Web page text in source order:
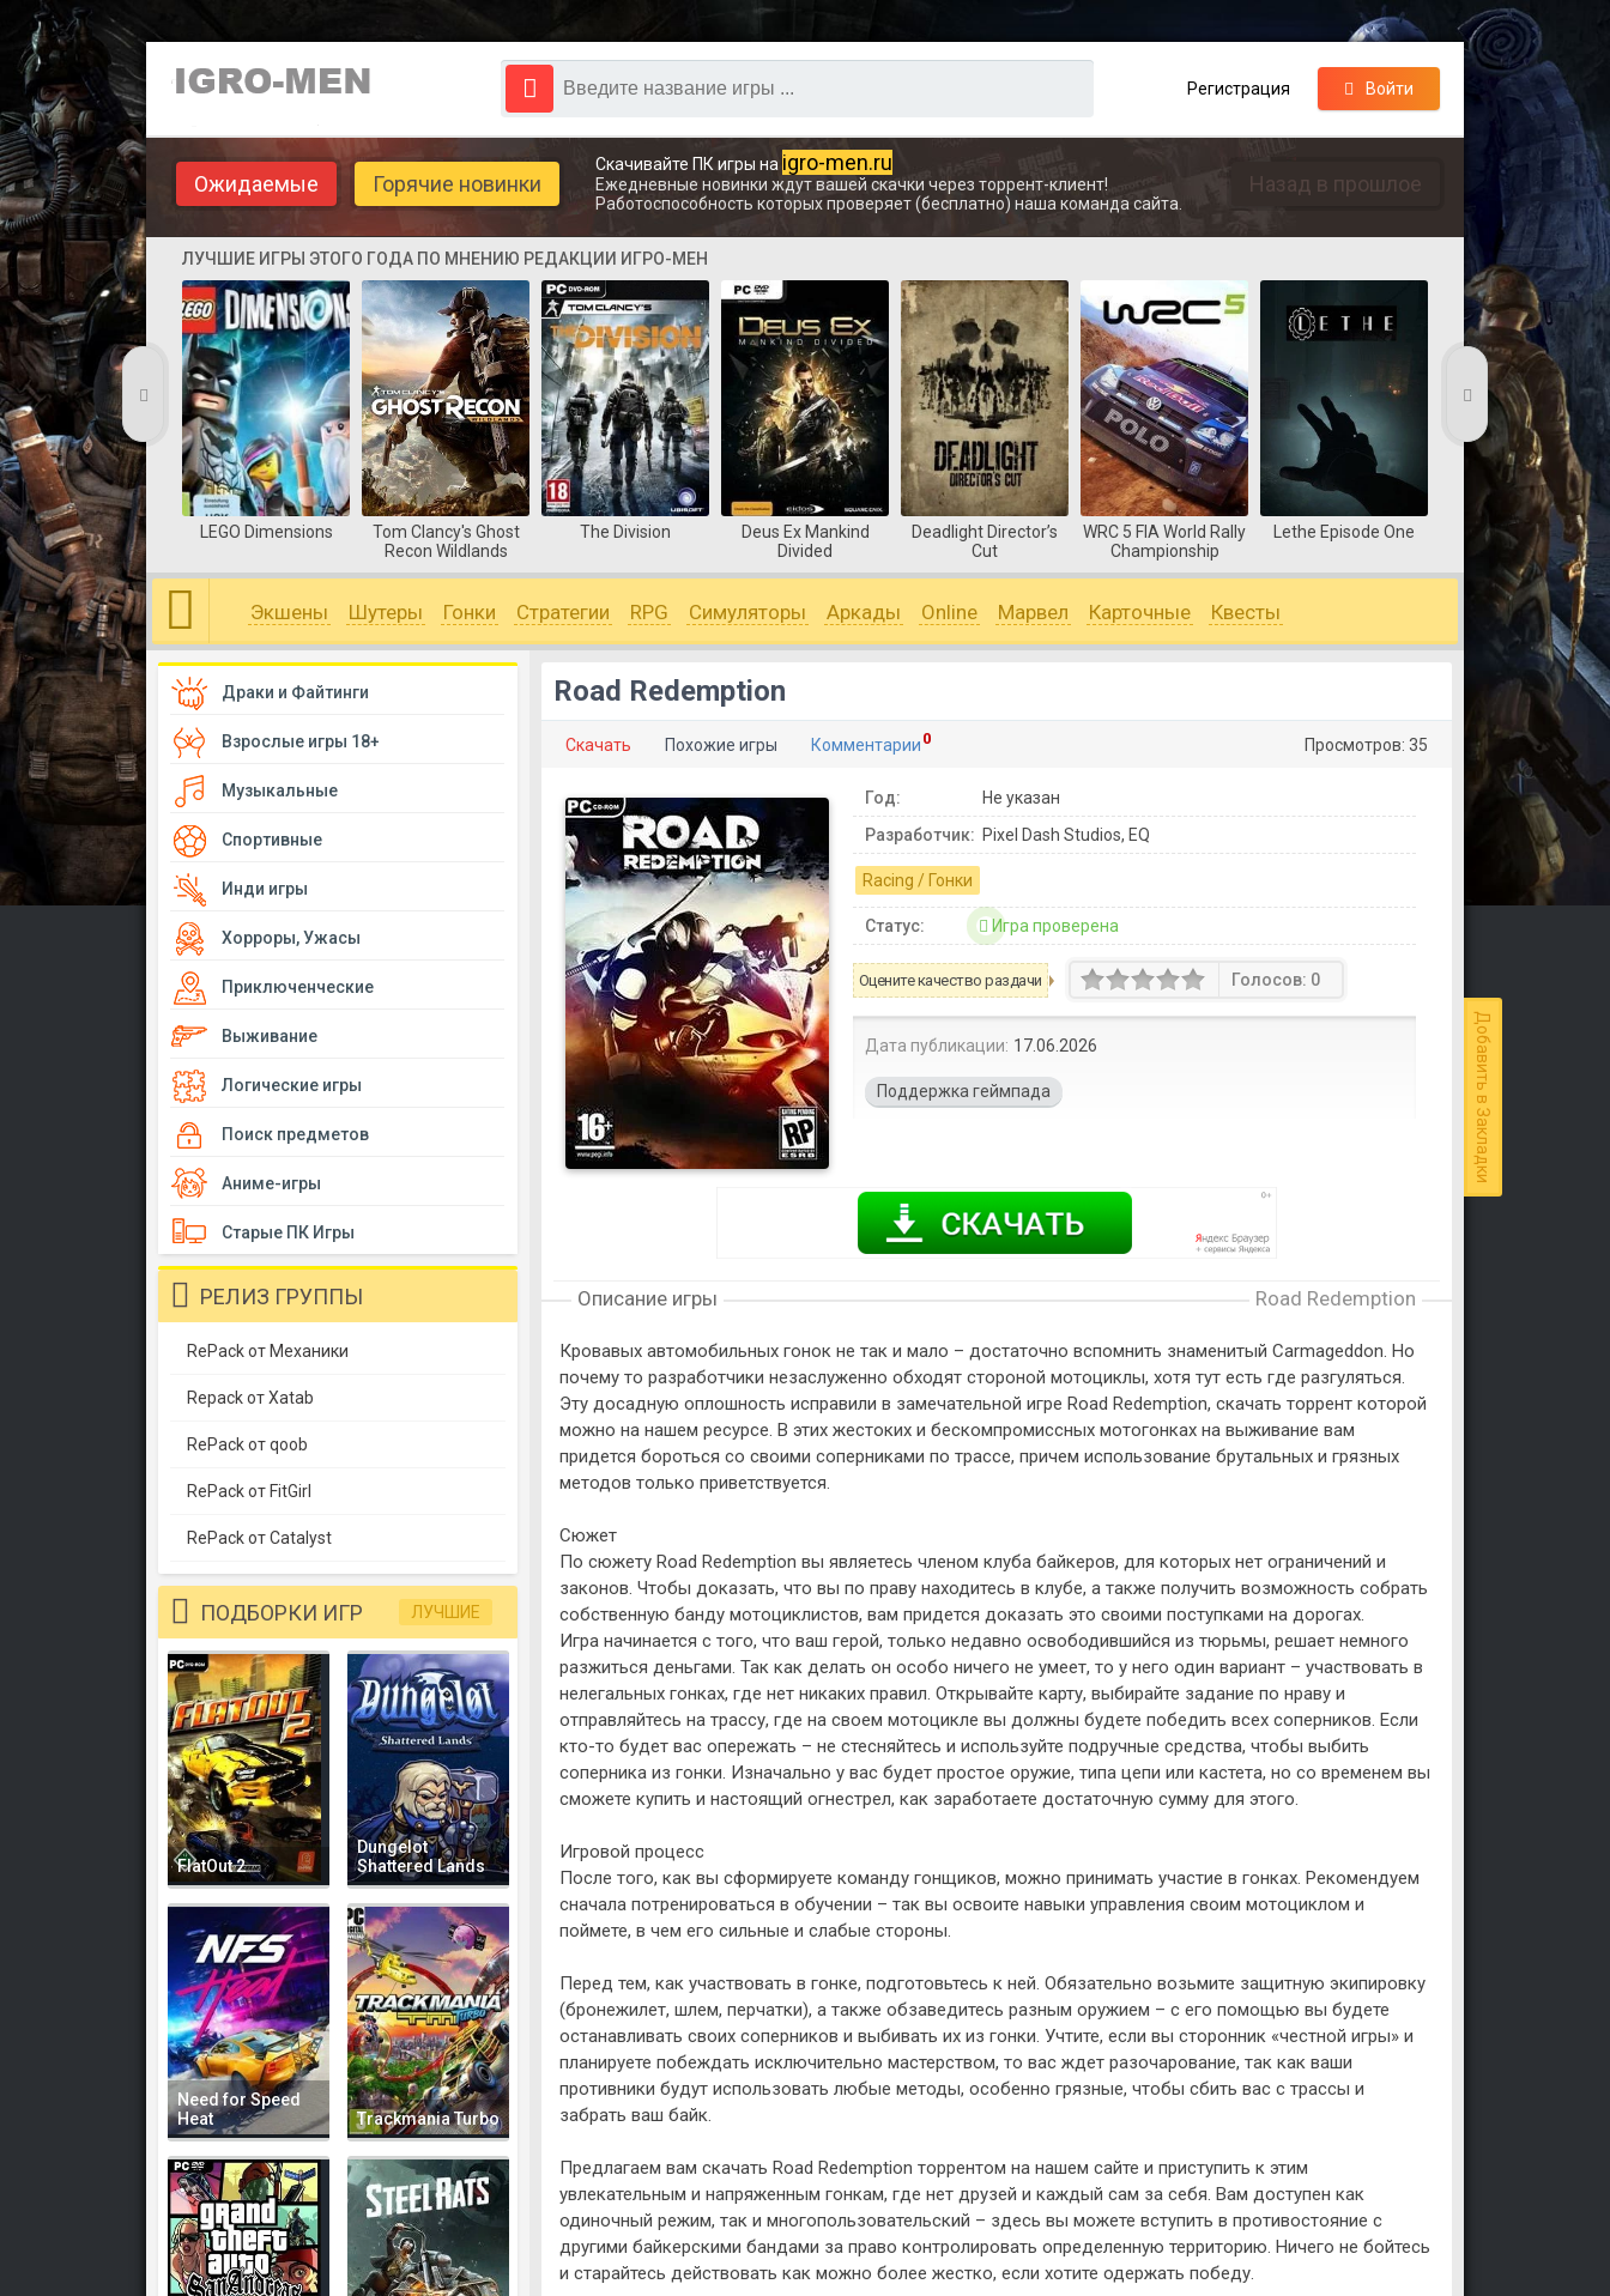
Регистрация Войти
Ожидаемые Горячие новинки Назад в прошлое
Скачивайте ПК игры на igro-men.ru
Ежедневные новинки ждут вашей скачки через торрент-клиент!
Работоспособность которых проверяет (бесплатно) наша команда сайта.
ЛУЧШИЕ ИГРЫ ЭТОГО ГОДА ПО МНЕНИЮ РЕДАКЦИИ ИГРО-МЕН
LEGO Dimensions
Tom Clancy's Ghost
Recon Wildlands
The Division
Deus Ex Mankind
Divided
Deadlight Director’s
Cut
WRC 5 FIA World Rally
Championship
Lethe Episode One Coast Guard
Экшены Шутеры Гонки Стратегии RPG Симуляторы Аркады Online Марвел Карточные Квесты
Добавить в Закладки
Road Redemption
Скачать Похожие игры Комментарии 0 Просмотров: 35
Год:
Не указан
Разработчик: Pixel Dash Studios, EQ
Racing / Гонки
Статус: Игра проверена
Оцените качество раздачи Голосов: 0
Дата публикации: 17.06.2026
Поддержка геймпада
Описание игры Road Redemption
Кровавых автомобильных гонок не так и мало – достаточно вспомнить знаменитый Carmageddon. Но
почему то разработчики незаслуженно обходят стороной мотоциклы, хотя тут есть где разгуляться.
Эту досадную оплошность исправили в замечательной игре Road Redemption, скачать торрент которой
можно на нашем ресурсе. В этих жестоких и бескомпромиссных мотогонках на выживание вам
придется бороться со своими соперниками по трассе, причем использование брутальных и грязных
методов только приветствуется.
Сюжет
По сюжету Road Redemption вы являетесь членом клуба байкеров, для которых нет ограничений и
законов. Чтобы доказать, что вы по праву находитесь в клубе, а также получить возможность собрать
собственную банду мотоциклистов, вам придется доказать это своими поступками на дорогах.
Игра начинается с того, что ваш герой, только недавно освободившийся из тюрьмы, решает немного
разжиться деньгами. Так как делать он особо ничего не умеет, то у него один вариант – участвовать в
нелегальных гонках, где нет никаких правил. Открывайте карту, выбирайте задание по нраву и
отправляйтесь на трассу, где на своем мотоцикле вы должны будете победить всех соперников. Если
кто-то будет вас опережать – не стесняйтесь и используйте подручные средства, чтобы выбить
соперника из гонки. Изначально у вас будет простое оружие, типа цепи или кастета, но со временем вы
сможете купить и настоящий огнестрел, как заработаете достаточную сумму для этого.
Игровой процесс
После того, как вы сформируете команду гонщиков, можно принимать участие в гонках. Рекомендуем
сначала потренироваться в обучении – так вы освоите навыки управления своим мотоциклом и
поймете, в чем его сильные и слабые стороны.
Перед тем, как участвовать в гонке, подготовьтесь к ней. Обязательно возьмите защитную экипировку
(бронежилет, шлем, перчатки), а также обзаведитесь разным оружием – с его помощью вы будете
останавливать своих соперников и выбивать их из гонки. Учтите, если вы сторонник «честной игры» и
планируете побеждать исключительно мастерством, то вас ждет разочарование, так как ваши
противники будут использовать любые методы, особенно грязные, чтобы сбить вас с трассы и
забрать ваш байк.
Предлагаем вам скачать Road Redemption торрентом на нашем сайте и приступить к этим
увлекательным и напряженным гонкам, где нет друзей и каждый сам за себя. Вам доступен как
одиночный режим, так и многопользовательский – здесь вы можете вступить в противостояние с
другими байкерскими бандами за право контролировать определенную территорию. Ничего не бойтесь
и старайтесь действовать как можно более жестко, если хотите одержать победу.
Драки и Файтинги
Взрослые игры 18+
Музыкальные
Спортивные
Инди игры
Хорроры, Ужасы
Приключенческие
Выживание
Логические игры
Поиск предметов
Аниме-игры
Старые ПК Игры
РЕЛИЗ ГРУППЫ
RePack от Механики
Repack от Xatab
RePack от qoob
RePack от FitGirl
RePack от Catalyst
ПОДБОРКИ ИГР ЛУЧШИЕ
FlatOut 2
Dungelot
Shattered Lands
Need for Speed
Heat
Trackmania Turbo